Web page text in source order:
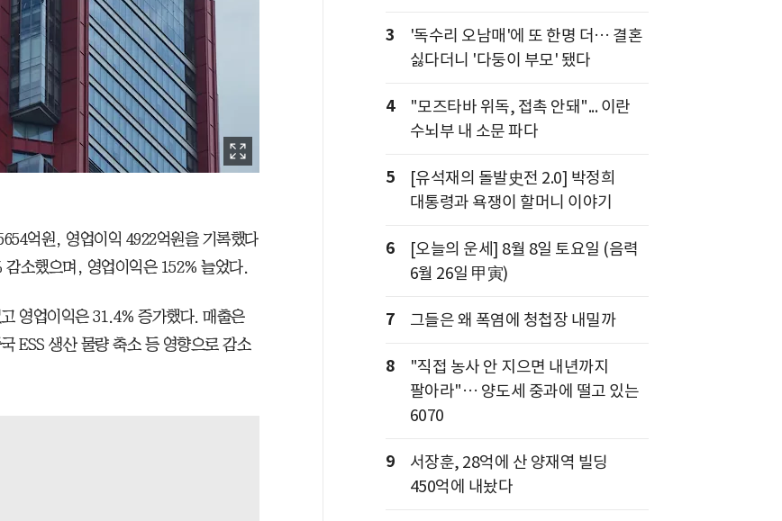
억원, 영업이익 4922억원을 기록했다
소했으며, 영업이익은 152% 늘었다.
영업이익은 31.4% 증가했다. 매출은
ESS 생산 물량 축소 등 영향으로 감소
3
'독수리 오남매'에 또 한명 더… 결혼
싫다더니 '다둥이 부모' 됐다
4
"모즈타바 위독, 접촉 안돼"... 이란
수뇌부 내 소문 파다
5
[유석재의 돌발史전 2.0] 박정희
대통령과 욕쟁이 할머니 이야기
6
[오늘의 운세] 8월 8일 토요일 (음력
6월 26일 甲寅)
7 그들은 왜 폭염에 청첩장 내밀까
8
"직접 농사 안 지으면 내년까지
팔아라"… 양도세 중과에 떨고 있는
6070
9
서장훈, 28억에 산 양재역 빌딩
450억에 내놨다